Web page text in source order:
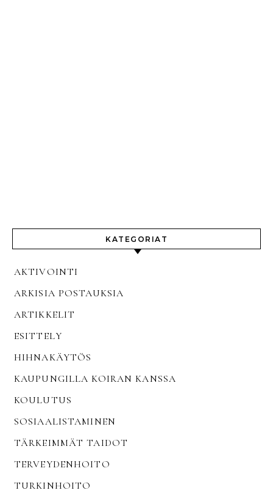
KATEGORIAT
AKTIVOINTI
ARKISIA POSTAUKSIA
ARTIKKELIT
ESITTELY
HIHNAKÄYTÖS
KAUPUNGILLA KOIRAN KANSSA
KOULUTUS
SOSIAALISTAMINEN
TÄRKEIMMÄT TAIDOT
TERVEYDENHOITO
TURKINHOITO